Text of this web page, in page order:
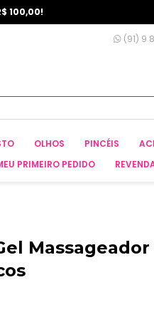
100,00!
(91) 9
OLHOS PINCÉIS
PRIMEIRO PEDIDO